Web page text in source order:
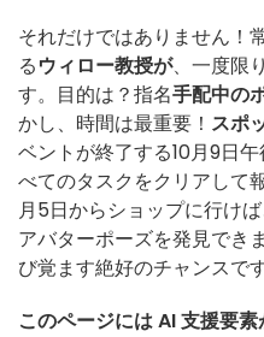
それだけではありません！
るウィロー教授が、一度限
す。目的は？指名手配中の
かし、時間は最重要！ スポ
ベントが終了する10月9日
べてのタスクをクリアして
月5日からショップに行けば
アバターポーズを発見でき
び覚ます絶好のチャンスで
このページには AI 支援要